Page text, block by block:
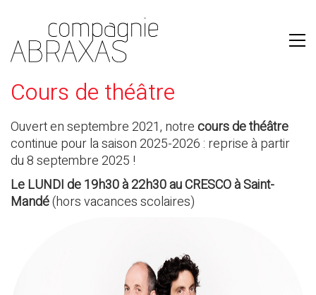
Cours de théâtre
Ouvert en septembre 2021, notrecours de théâtre
continue pour la saison 2025-2026 : reprise à partir
du 8 septembre 2025 !
Le LUNDI de 19h30 à 22h30 au CRESCO à Saint-
Mandé(hors vacances scolaires)